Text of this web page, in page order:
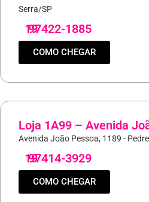
Serra/SP
19
97422-1885
COMO CHEGAR
Loja 1A99 – Avenida
Avenida João Pessoa, 1189 -
19
97414-3929
COMO CHEGAR